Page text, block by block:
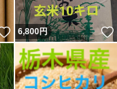
いいね！
6,800円